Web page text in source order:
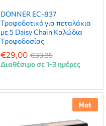
DONNER EC-837
Τροφοδοτικό για πεταλάκια
με 5 Daisy Chain Καλώδια
Τροφοδοσίας
€29,00 €33,35
Διαθέσιμο σε 1-3 ημέρες
Hot